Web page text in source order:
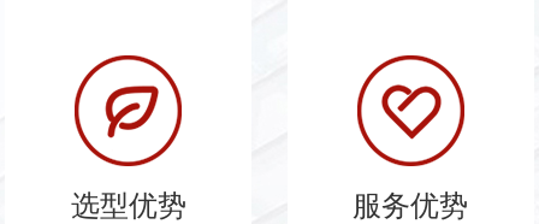
选型优势 服务优势